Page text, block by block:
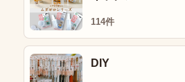
114件
DIY